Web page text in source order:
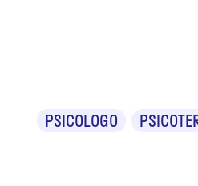
PSICOLOGO